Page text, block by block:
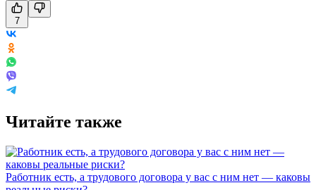
7
Читайте также
Работник есть, а трудового договора у вас с ним нет — каковы